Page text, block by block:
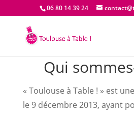
06 80 14 39 24
Qui
« Toulouse à Table ! » est
le 9 décembre 2013, ayant